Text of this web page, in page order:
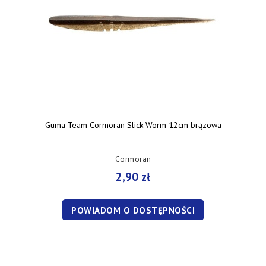
Guma Team Cormoran Slick Worm 12cm brązowa
Cormoran
2,90 zł
POWIADOM O DOSTĘPNOŚCI